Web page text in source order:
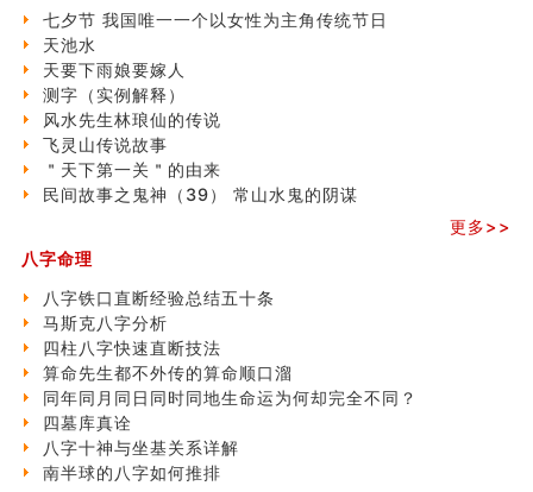
六爻算卦：我俩之间是否还命中有未尽的缘分？
订婚就是定结婚日子吗
清朝慈禧太后命造 (名人八字淺析七）
玄空本义 (三)
飞灵山传说故事
命理解说：想请问什么时候能够遇到姻缘结婚？
商舖選址的風水講究 (下)
吉凶神跳上大运时的断法【四柱技巧】
刘燮鈞讲人相 手纹与命运(一)
大門風水五大禁忌！大門風水擺設？門中門風水解方？
出现这几种面相桃花泛
寓意好的五行属水的汉字有哪些？五行属水的汉字大全
玄空本义 (一)
＂天下第一关＂的由来
无名指长的人有艺术天赋？手指长短能看出什么？
六爻測住宅風水 (三)
別再一知半解！正解住宅風水十大禁忌
七夕节 我国唯一一个以女性为主角传统节日
天池水
天要下雨娘要嫁人
测字（实例解释）
风水先生林琅仙的传说
飞灵山传说故事
＂天下第一关＂的由来
民间故事之鬼神（39） 常山水鬼的阴谋
更多>>
八字命理
八字铁口直断经验总结五十条
马斯克八字分析
四柱八字快速直断技法
算命先生都不外传的算命顺口溜
同年同月同日同时同地生命运为何却完全不同？
四墓库真诠
八字十神与坐基关系详解
南半球的八字如何推排